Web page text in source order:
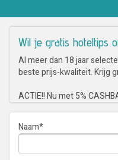
Wil je gratis hoteltips
Al meer dan 18 jaar
beste prijs-kwaliteit. Krijg
ACTIE!! Nu met 5%
Naam*